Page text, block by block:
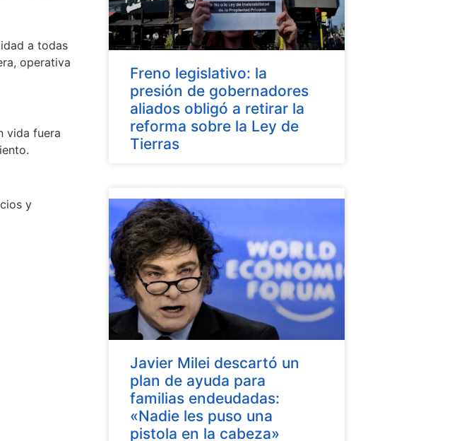
a todas
operativa
vida fuera
y
Freno legislativo: la
presión de gobernadores
aliados obligó a retirar la
reforma sobre la Ley de
Tierras
Javier Milei descartó un
plan de ayuda para
familias endeudadas:
«Nadie les puso una
pistola en la cabeza»